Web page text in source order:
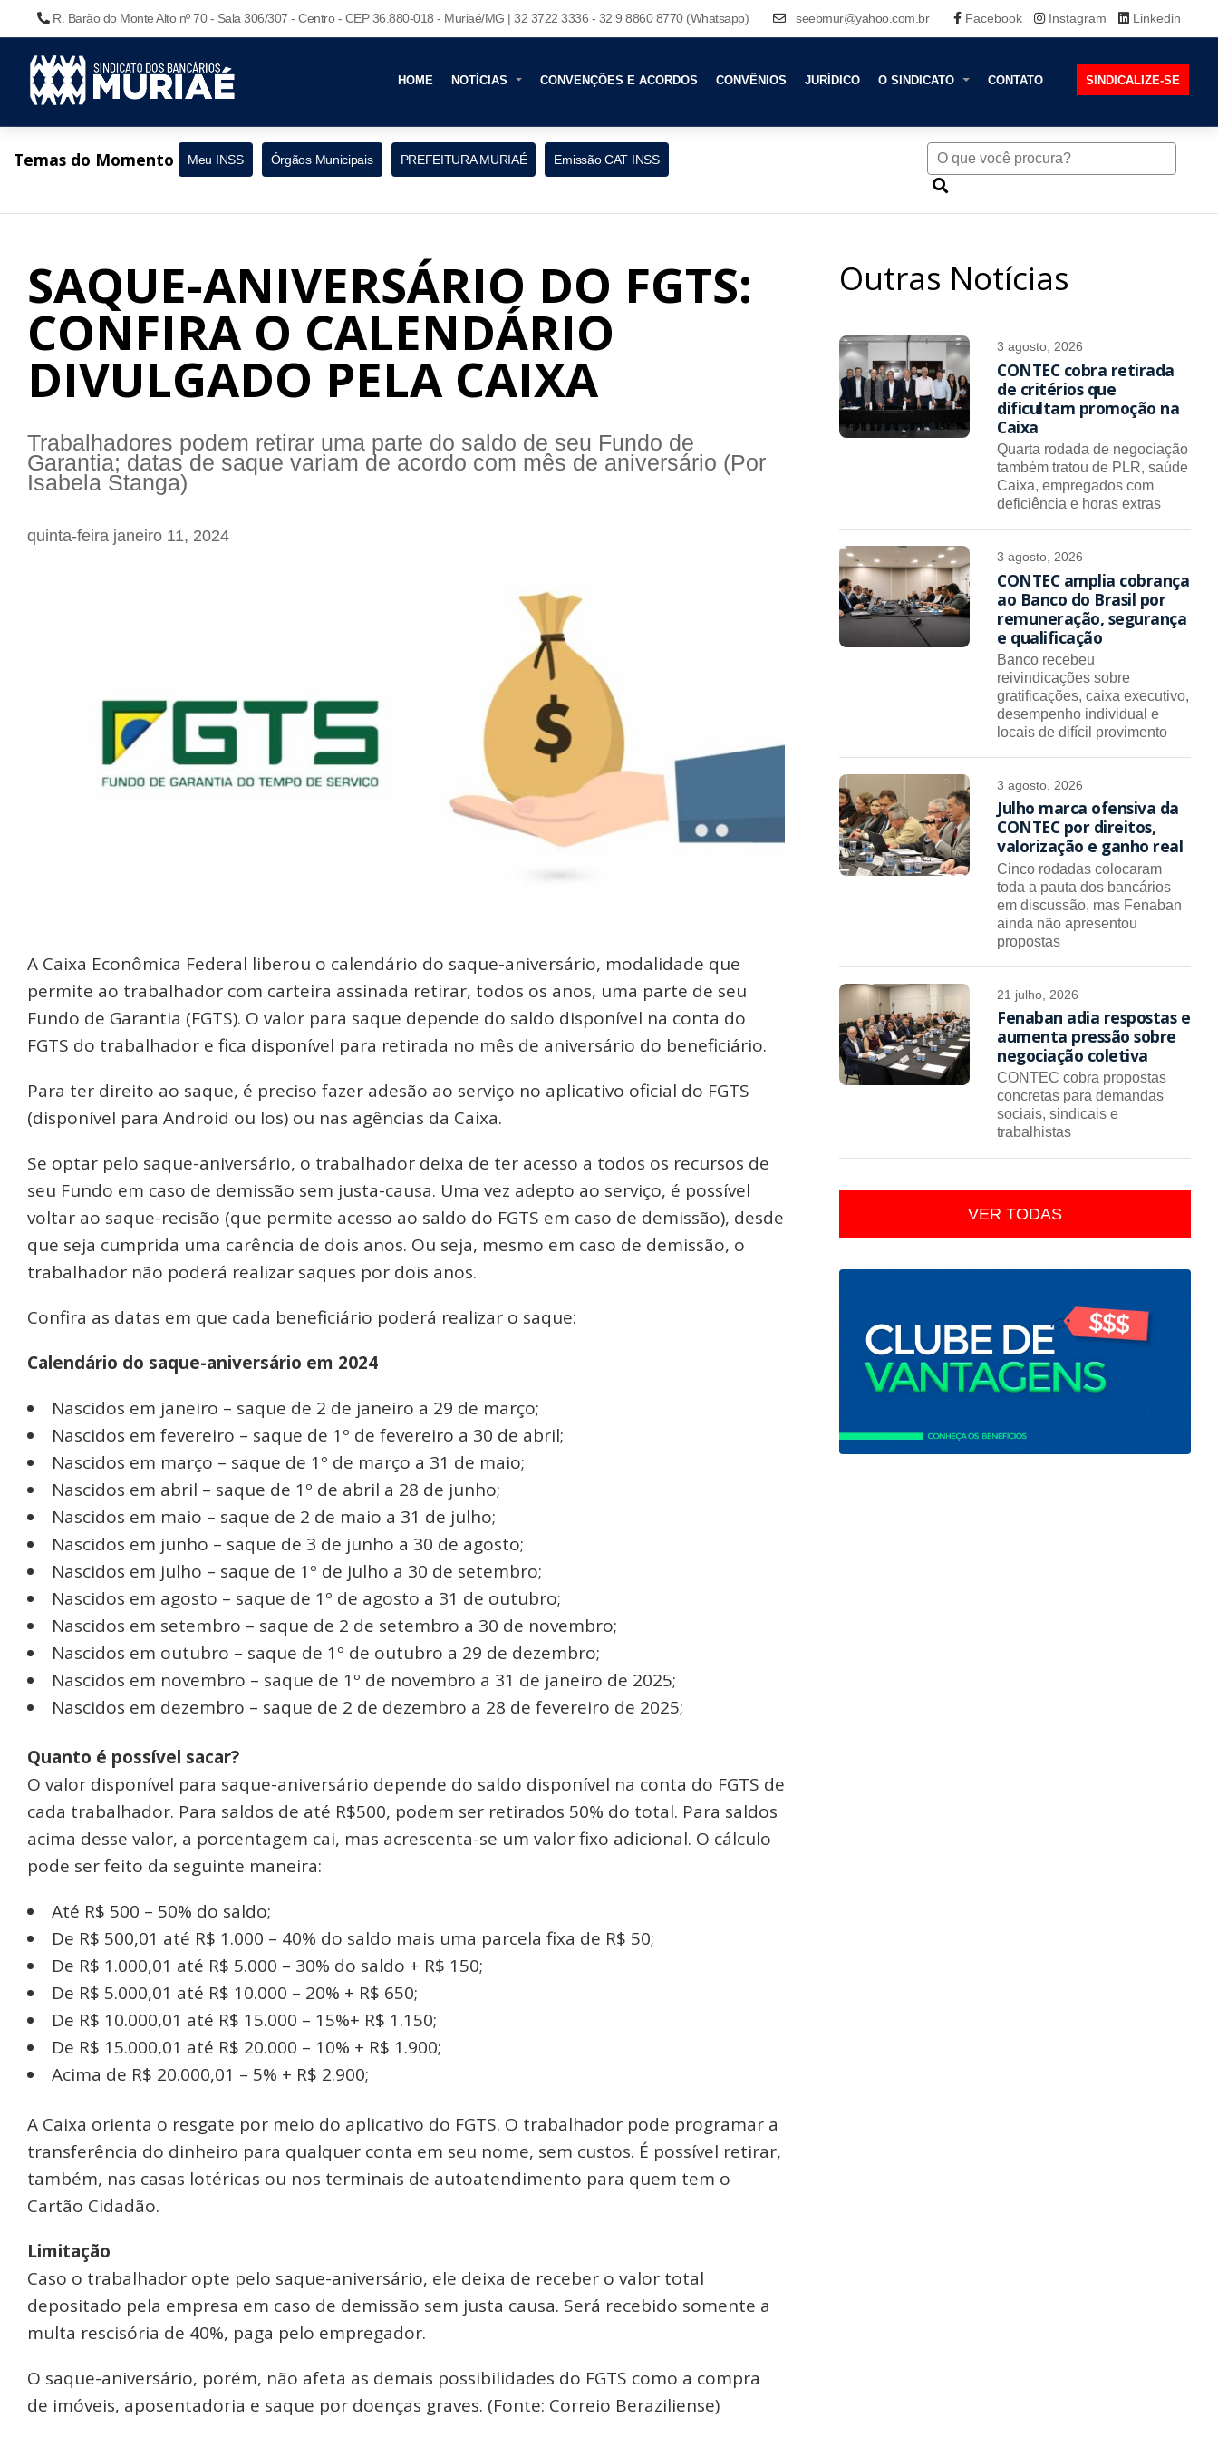
R. Barão do Monte Alto nº 70 - Sala 306/307 - Centro - CEP 36.880-018 - Muriaé/MG | 32 3722 3336 - 32 9 8860 8770 (Whatsapp) seebmur@yahoo.com.br Facebook Instagram Linkedin
HOME NOTÍCIAS CONVENÇÕES E ACORDOS CONVÊNIOS JURÍDICO O SINDICATO CONTATO SINDICALIZE-SE
Temas do Momento Meu INSS Órgãos Municipais PREFEITURA MURIAÉ Emissão CAT INSS
SAQUE-ANIVERSÁRIO DO FGTS:
CONFIRA O CALENDÁRIO
DIVULGADO PELA CAIXA
Trabalhadores podem retirar uma parte do saldo de seu Fundo de
Garantia; datas de saque variam de acordo com mês de aniversário (Por
Isabela Stanga)
quinta-feira janeiro 11, 2024
A Caixa Econômica Federal liberou o calendário do saque-aniversário, modalidade que
permite ao trabalhador com carteira assinada retirar, todos os anos, uma parte de seu
Fundo de Garantia (FGTS). O valor para saque depende do saldo disponível na conta do
FGTS do trabalhador e fica disponível para retirada no mês de aniversário do beneficiário.
Para ter direito ao saque, é preciso fazer adesão ao serviço no aplicativo oficial do FGTS
(disponível para Android ou Ios) ou nas agências da Caixa.
Se optar pelo saque-aniversário, o trabalhador deixa de ter acesso a todos os recursos de
seu Fundo em caso de demissão sem justa-causa. Uma vez adepto ao serviço, é possível
voltar ao saque-recisão (que permite acesso ao saldo do FGTS em caso de demissão), desde
que seja cumprida uma carência de dois anos. Ou seja, mesmo em caso de demissão, o
trabalhador não poderá realizar saques por dois anos.
Confira as datas em que cada beneficiário poderá realizar o saque:
Calendário do saque-aniversário em 2024
Nascidos em janeiro – saque de 2 de janeiro a 29 de março;
Nascidos em fevereiro – saque de 1º de fevereiro a 30 de abril;
Nascidos em março – saque de 1º de março a 31 de maio;
Nascidos em abril – saque de 1º de abril a 28 de junho;
Nascidos em maio – saque de 2 de maio a 31 de julho;
Nascidos em junho – saque de 3 de junho a 30 de agosto;
Nascidos em julho – saque de 1º de julho a 30 de setembro;
Nascidos em agosto – saque de 1º de agosto a 31 de outubro;
Nascidos em setembro – saque de 2 de setembro a 30 de novembro;
Nascidos em outubro – saque de 1º de outubro a 29 de dezembro;
Nascidos em novembro – saque de 1º de novembro a 31 de janeiro de 2025;
Nascidos em dezembro – saque de 2 de dezembro a 28 de fevereiro de 2025;
Quanto é possível sacar?
O valor disponível para saque-aniversário depende do saldo disponível na conta do FGTS de
cada trabalhador. Para saldos de até R$500, podem ser retirados 50% do total. Para saldos
acima desse valor, a porcentagem cai, mas acrescenta-se um valor fixo adicional. O cálculo
pode ser feito da seguinte maneira:
Até R$ 500 – 50% do saldo;
De R$ 500,01 até R$ 1.000 – 40% do saldo mais uma parcela fixa de R$ 50;
De R$ 1.000,01 até R$ 5.000 – 30% do saldo + R$ 150;
De R$ 5.000,01 até R$ 10.000 – 20% + R$ 650;
De R$ 10.000,01 até R$ 15.000 – 15%+ R$ 1.150;
De R$ 15.000,01 até R$ 20.000 – 10% + R$ 1.900;
Acima de R$ 20.000,01 – 5% + R$ 2.900;
A Caixa orienta o resgate por meio do aplicativo do FGTS. O trabalhador pode programar a
transferência do dinheiro para qualquer conta em seu nome, sem custos. É possível retirar,
também, nas casas lotéricas ou nos terminais de autoatendimento para quem tem o
Cartão Cidadão.
Limitação
Caso o trabalhador opte pelo saque-aniversário, ele deixa de receber o valor total
depositado pela empresa em caso de demissão sem justa causa. Será recebido somente a
multa rescisória de 40%, paga pelo empregador.
O saque-aniversário, porém, não afeta as demais possibilidades do FGTS como a compra
de imóveis, aposentadoria e saque por doenças graves. (Fonte: Correio Beraziliense)
Outras Notícias
3 agosto, 2026
CONTEC cobra retirada
de critérios que
dificultam promoção na
Caixa
Quarta rodada de negociação
também tratou de PLR, saúde
Caixa, empregados com
deficiência e horas extras
3 agosto, 2026
CONTEC amplia cobrança
ao Banco do Brasil por
remuneração, segurança
e qualificação
Banco recebeu
reivindicações sobre
gratificações, caixa executivo,
desempenho individual e
locais de difícil provimento
3 agosto, 2026
Julho marca ofensiva da
CONTEC por direitos,
valorização e ganho real
Cinco rodadas colocaram
toda a pauta dos bancários
em discussão, mas Fenaban
ainda não apresentou
propostas
21 julho, 2026
Fenaban adia respostas e
aumenta pressão sobre
negociação coletiva
CONTEC cobra propostas
concretas para demandas
sociais, sindicais e
trabalhistas
VER TODAS